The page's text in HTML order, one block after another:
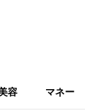
容 マネー